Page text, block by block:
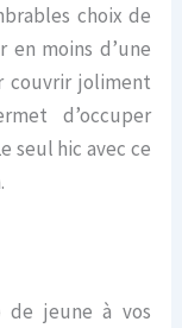
choix de
en moins d’une
couvrir joliment
d’occuper
seul hic avec ce
de jeune à vos